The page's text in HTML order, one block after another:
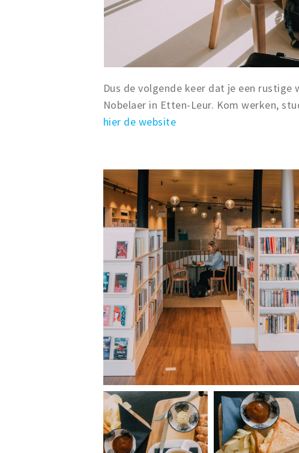
Dus de volgende keer dat je een
Nobelaer in Etten-Leur. Kom werken,
hier de website